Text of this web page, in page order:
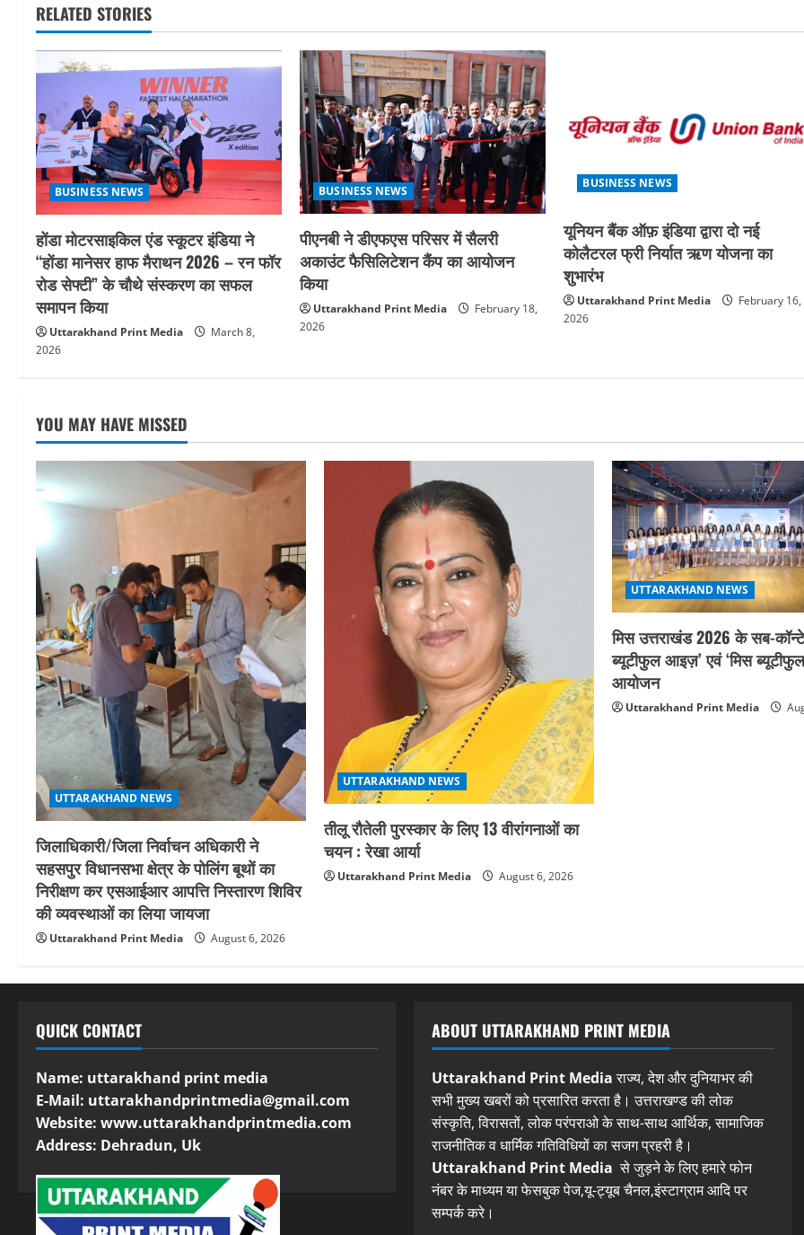
n
a
v
i
g
a
t
i
o
RELATED STORIES
BUSINESS NEWS
होंडा मोटरसाइकिल एंड स्कूटर इंडिया ने
“होंडा मानेसर हाफ मैराथन 2026 – रन फॉर
रोड सेफ्टी” के चौथे संस्करण का सफल
समापन किया
Uttarakhand Print Media
March 8,
2026
BUSINESS NEWS
पीएनबी ने डीएफएस परिसर में सैलरी
अकाउंट फैसिलिटेशन कैंप का आयोजन
किया
Uttarakhand Print Media
February 18,
2026
BUSINESS NEWS
यूनियन बैंक ऑफ़ इंडिया द्वारा दो नई
कोलैटरल फ्री निर्यात ऋण योजना का
शुभारंभ
Uttarakhand Print Media
February 16,
2026
YOU MAY HAVE MISSED
UTTARAKHAND NEWS
जिलाधिकारी/जिला निर्वाचन अधिकारी ने
सहसपुर विधानसभा क्षेत्र के पोलिंग बूथों का
निरीक्षण कर एसआईआर आपत्ति निस्तारण शिविर
की व्यवस्थाओं का लिया जायजा
Uttarakhand Print Media August 6, 2026
UTTARAKHAND NEWS
तीलू रौतेली पुरस्कार के लिए 13 वीरांगनाओं का
चयन : रेखा आर्या
Uttarakhand Print Media August 6, 2026
UTTARAKHAND NEWS
मिस उत्तराखंड 2026 के सब-
ब्यूटीफुल आइज़’ एवं ‘मिस
आयोजन
Uttarakhand Print Media
QUICK CONTACT
Name: uttarakhand print media
E-Mail: uttarakhandprintmedia@gmail.com
Website: www.uttarakhandprintmedia.com
Address: Dehradun, Uk
ABOUT UTTARAKHAND PRINT MEDIA
Uttarakhand Print Mediaराज्य, देश और दुनियाभर की
सभी मुख्य खबरों को प्रसारित करता है। उत्तराखण्ड की लोक
संस्कृति, विरासतों, लोक परंपराओ के साथ-साथ आर्थिक, सामाजिक
राजनीतिक व धार्मिक गतिविधियों का सजग प्रहरी है।
Uttarakhand Print Media से जुड़ने के लिए हमारे फोन
नंबर के माध्यम या फेसबुक पेज,यू-ट्यूब चैनल,इंस्टाग्राम आदि पर
सम्पर्क करे।